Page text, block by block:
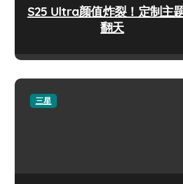
S25 Ultra颜值炸裂！定制主
翻天
三星